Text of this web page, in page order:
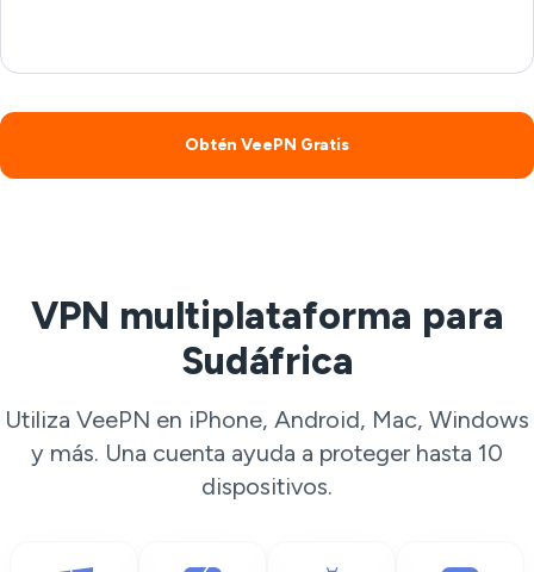
Obtén VeePN Gratis
VPN multiplataforma para
Sudáfrica
Utiliza VeePN en iPhone, Android, Mac, Windows
y más. Una cuenta ayuda a proteger hasta 10
dispositivos.